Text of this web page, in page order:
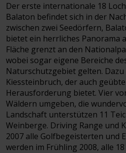
Der erste internationale 18
Balaton befindet sich in der
zwischen zwei Seedörfern,
bietet ein herrliches Panorama
Fläche grenzt an den
wobei sogar eigene Bereiche
Naturschutzgebiet gelten.
Kiessteinbruch, der auch
Herausforderung bietet. Vier
Wäldern umgeben, die
Landschaft unterstützen 11
Weinberge. Driving Range und
2007 alle Golfbegeisterten und
werden im Frühling 2008, alle